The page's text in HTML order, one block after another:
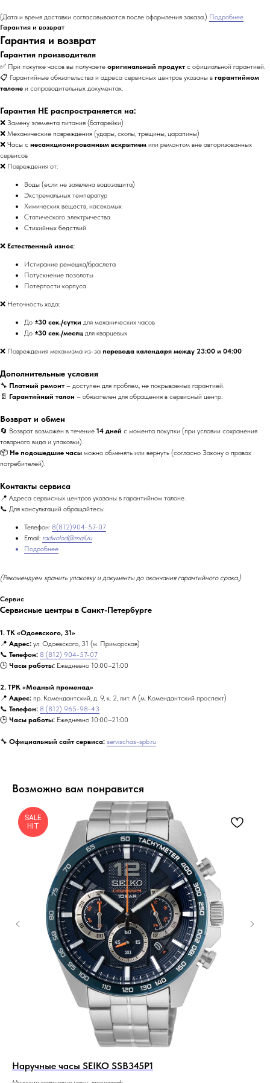
(Дата и время доставки согласовываются после оформления заказа.) Подробнее
Гарантия и возврат
Гарантия и возврат
Гарантия производителя
✅ При покупке часов вы получаете оригинальный продукт с официальной гарантией.
📋 Гарантийные обязательства и адреса сервисных центров указаны в гарантийном
талоне и сопроводительных документах.
Гарантия НЕ распространяется на:
❌ Замену элемента питания (батарейки)
❌ Механические повреждения (удары, сколы, трещины, царапины)
❌ Часы с несанкционированным вскрытием или ремонтом вне авторизованных
сервисов
❌ Повреждения от:
Воды (если не заявлена водозащита)
Экстремальных температур
Химических веществ, насекомых
Статического электричества
Стихийных бедствий
❌ Естественный износ:
Истирание ремешка/браслета
Потускнение позолоты
Потертости корпуса
❌ Неточность хода:
До ±30 сек./сутки для механических часов
До ±30 сек./месяц для кварцевых
❌ Повреждения механизма из-за перевода календаря между 23:00 и 04:00
Дополнительные условия
🔧 Платный ремонт – доступен для проблем, не покрываемых гарантией.
📄 Гарантийный талон – обязателен для обращения в сервисный центр.
Возврат и обмен
🔄 Возврат возможен в течение 14 дней с момента покупки (при условии сохранения
товарного вида и упаковки).
📦 Не подошедшие часы можно обменять или вернуть (согласно Закону о правах
потребителей).
Контакты сервиса
📍 Адреса сервисных центров указаны в гарантийном талоне.
📞 Для консультаций обращайтесь:
Телефон: 8(812)904-57-07
Email: radwolod@mail.ru
Подробнее
(Рекомендуем хранить упаковку и документы до окончания гарантийного срока.)
Сервис
Сервисные центры в Санкт-Петербурге
1. ТК «Одоевского, 31»
📍 Адрес: ул. Одоевского, 31 (м. Приморская)
📞 Телефон: 8 (812) 904-57-07
🕒 Часы работы: Ежедневно 10:00–21:00
2. ТРК «Модный променад»
📍 Адрес: пр. Комендантский, д. 9, к. 2, лит. А (м. Комендантский проспект)
📞 Телефон: 8 (812) 965-98-43
🕒 Часы работы: Ежедневно 10:00–21:00
🔧 Официальный сайт сервиса: servischas-spb.ru
Возможно вам понравится
SALE
HIT
Наручные часы SEIKO SSB345P1